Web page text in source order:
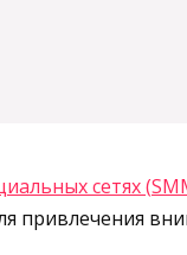
сетях
привлечения